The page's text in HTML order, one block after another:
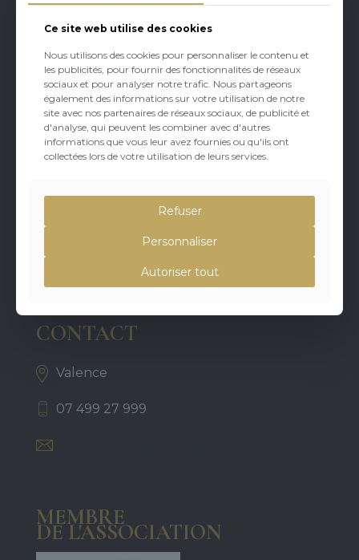
À PROPOS
Aujourd'hui Traiteur évènementiel, SASSOUN BY
GARINÉ vous accompagne durant vos événements
particuliers et professionnels : Cocktails, buffets,
CONTACT
Valence
07 499 27 999
MEMBRE
DE L'ASSOCIATION
Ce site web utilise des cookies
Nous utilisons des cookies pour personnaliser le contenu et
les publicités, pour fournir des fonctionnalités de réseaux
sociaux et pour analyser notre trafic. Nous partageons
également des informations sur votre utilisation de notre
site avec nos partenaires de réseaux sociaux, de publicité et
d'analyse, qui peuvent les combiner avec d'autres
informations que vous leur avez fournies ou qu'ils ont
collectées lors de votre utilisation de leurs services.
Refuser
Personnaliser
Autoriser tout